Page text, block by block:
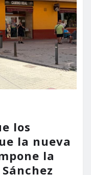
los
la nueva
la